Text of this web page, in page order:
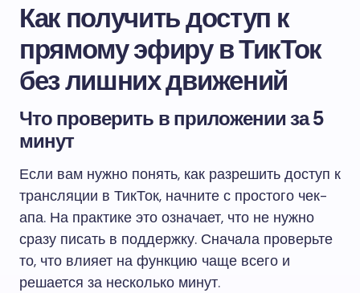
Как получить доступ к
прямому эфиру в ТикТок
без лишних движений
Что проверить в приложении за 5
минут
Если вам нужно понять, как разрешить доступ к
трансляции в ТикТок, начните с простого чек-
апа. На практике это означает, что не нужно
сразу писать в поддержку. Сначала проверьте
то, что влияет на функцию чаще всего и
решается за несколько минут.